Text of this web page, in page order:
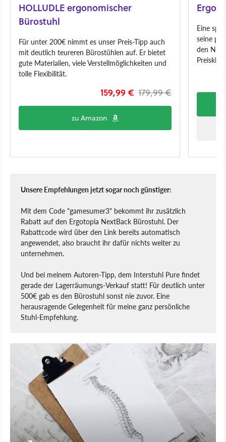
HOLLUDLE ergonomischer
Bürostuhl
Für unter 200€ nimmt es unser Preis-Tipp auch
mit deutlich teureren Bürostühlen auf. Er bietet
gute Materialien, viele Verstellmöglichkeiten und
tolle Flexibilität.
179,99 €
159,99 €
zu Amazon
Eine
seine
den
Unsere Empfehlungen jetzt sogar noch günstiger:
Mit dem Code "gamesumer3" bekommt ihr zusätzlich
Rabatt auf den Ergotopia NextBack Bürostuhl. Der
Rabattcode wird über den Link bereits automatisch
angewendet, also braucht ihr dafür nichts weiter zu
unternehmen.
Und bei meinem Autoren-Tipp, dem Interstuhl Pure findet
gerade der Lagerräumungs-Verkauf statt! Für deutlich unter
500€ gab es den Bürostuhl sonst nie zuvor. Eine
herausragende Gelegenheit für meine ganz persönliche
Stuhl-Empfehlung.